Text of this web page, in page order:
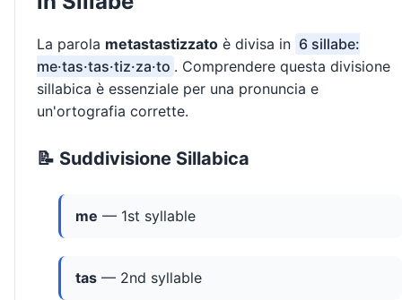
La parola metastastizzato è divisa in 6 sillabe:
me·tas·tas·tiz·za·to . Comprendere questa divisione
sillabica è essenziale per una pronuncia e
un'ortografia corrette.
📝 Suddivisione Sillabica
me — 1st syllable
tas — 2nd syllable